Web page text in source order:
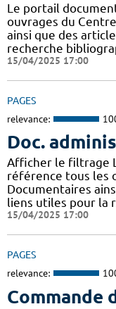
Le portail
ouvrages du
ainsi que des
recherche
15/04/2025 17:00
PAGES
relevance:
Doc.
Afficher le filtrage
référence tous les
Documentaires
liens utiles pour la
15/04/2025 17:00
PAGES
relevance:
Commande